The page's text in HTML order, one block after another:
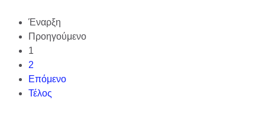
Έναρξη
Προηγούμενο
1
2
Επόμενο
Τέλος